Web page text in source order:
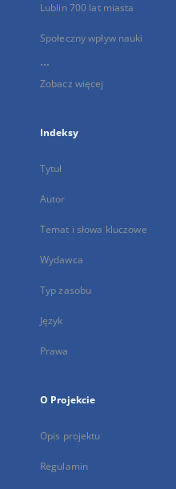
Lublin 700 lat miasta
Społeczny wpływ nauki
...
Zobacz więcej
Indeksy
Tytuł
Autor
Temat i słowa kluczowe
Wydawca
Typ zasobu
Język
Prawa
O Projekcie
Opis projektu
Regulamin